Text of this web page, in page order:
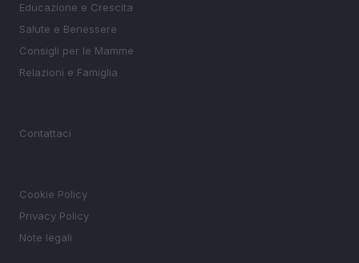
Educazione e Crescita
Salute e Benessere
Consigli per le Mamme
Relazioni e Famiglia
Contattaci
Cookie Policy
Privacy Policy
Note legali